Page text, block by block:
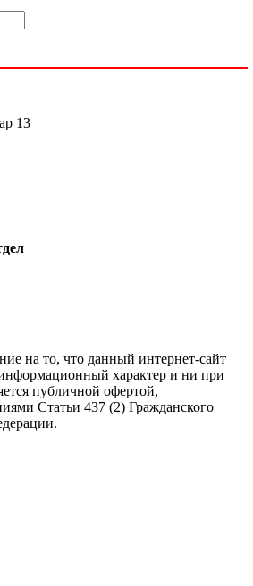
13
на то, что данный интернет-сайт
характер и ни при
публичной офертой,
Статьи 437 (2) Гражданского